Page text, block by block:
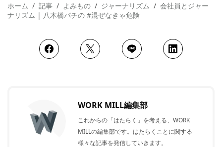
ホーム 記事 よみもの ジャーナリズム
会社員とジャー
ナリズム | 八木橋パチの #混ぜなきゃ危険
WORK MILL編集部
これからの「はたらく」を考える、WORK
MILLの編集部です。はたらくことに関する
様々な記事を発信していきます。